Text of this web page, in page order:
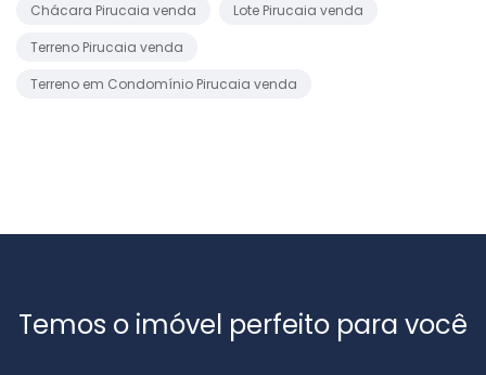
Chácara Pirucaia venda
Lote Pirucaia venda
Terreno Pirucaia venda
Terreno em Condomínio Pirucaia venda
Temos o imóvel perfeito para você